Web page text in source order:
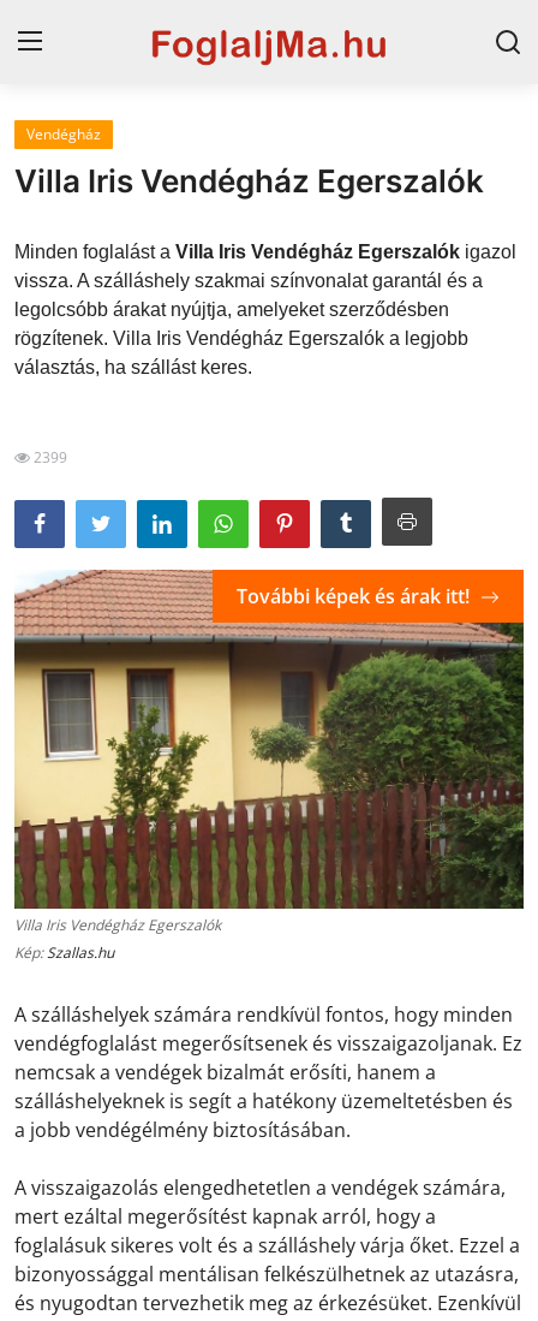
Horvát tengerpart
Horvátország
Szállások a Balatonon
Szállások Hajdúszoboszlón
Vendégház
Villa Iris Vendégház Egerszalók
Minden foglalást a Villa Iris Vendégház Egerszalók igazol
vissza. A szálláshely szakmai színvonalat garantál és a
legolcsóbb árakat nyújtja, amelyeket szerződésben
rögzítenek. Villa Iris Vendégház Egerszalók a legjobb
választás, ha szállást keres.
2399
Villa Iris Vendégház Egerszalók
Kép:Szallas.hu
További képek és árak itt!
A szálláshelyek számára rendkívül fontos, hogy minden
vendégfoglalást megerősítsenek és visszaigazoljanak. Ez
nemcsak a vendégek bizalmát erősíti, hanem a
szálláshelyeknek is segít a hatékony üzemeltetésben és
a jobb vendégélmény biztosításában.
A visszaigazolás elengedhetetlen a vendégek számára,
mert ezáltal megerősítést kapnak arról, hogy a
foglalásuk sikeres volt és a szálláshely várja őket. Ezzel a
bizonyossággal mentálisan felkészülhetnek az utazásra,
és nyugodtan tervezhetik meg az érkezésüket. Ezenkívül